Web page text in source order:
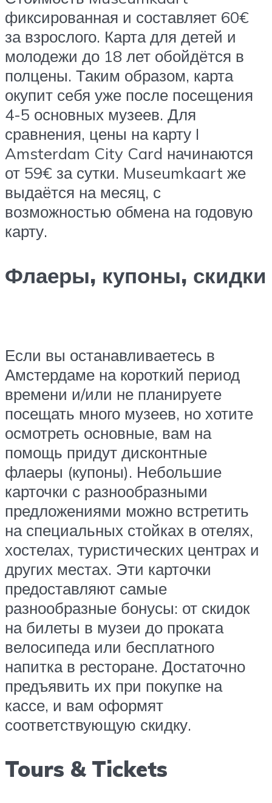
фиксированная и составляет 60€
за взрослого. Карта для детей и
молодежи до 18 лет обойдётся в
полцены. Таким образом, карта
окупит себя уже после посещения
4-5 основных музеев. Для
сравнения, цены на карту I
Amsterdam City Card начинаются
от 59€ за сутки. Museumkaart же
выдаётся на месяц, с
возможностью обмена на годовую
карту.
Флаеры, купоны, скидки
Если вы останавливаетесь в
Амстердаме на короткий период
времени и/или не планируете
посещать много музеев, но хотите
осмотреть основные, вам на
помощь придут дисконтные
флаеры (купоны). Небольшие
карточки с разнообразными
предложениями можно встретить
на специальных стойках в отелях,
хостелах, туристических центрах и
других местах. Эти карточки
предоставляют самые
разнообразные бонусы: от скидок
на билеты в музеи до проката
велосипеда или бесплатного
напитка в ресторане. Достаточно
предъявить их при покупке на
кассе, и вам оформят
соответствующую скидку.
Tours & Tickets